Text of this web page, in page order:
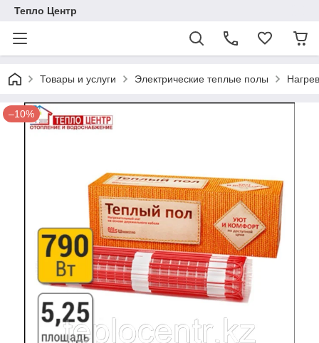
Тепло Центр
Товары и услуги Электрические теплые полы
–10%